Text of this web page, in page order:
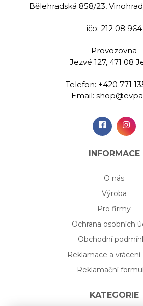
Bělehradská 858/23,
ičo: 212 08 964
Provozovna
Jezvé 127, 471 08
Telefon: +420 771
Email:
INFORMACE
O nás
Výroba
Pro firmy
Ochrana osobních
Obchodní
Reklamace a vrácení
Reklamační
KATEGORIE